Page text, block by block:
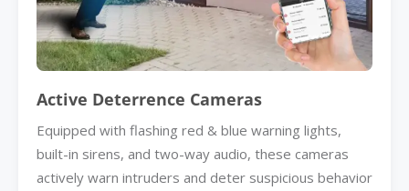
Active Deterrence Cameras
Equipped with flashing red & blue warning lights,
built-in sirens, and two-way audio, these cameras
actively warn intruders and deter suspicious behavior